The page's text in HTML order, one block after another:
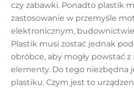
czy zabawki. Ponadto plastik
zastosowanie w przemyśle
elektronicznym,
Plastik musi zostać jednak
obróbce, aby mogły powstać
elementy. Do tego niezbędna
plastiku. Czym jest to